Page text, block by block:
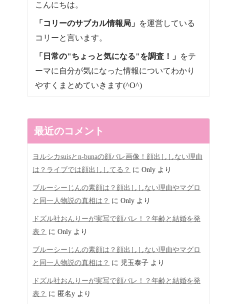
こんにちは。
「コリーのサブカル情報局」 を運営している
コリーと言います。
「日常の"ちょっと気になる"を調査！」 をテ
ーマに自分が気になった情報についてわかり
やすくまとめていきます(^O^)
最近のコメント
ヨルシカsuisとn-bunaの顔バレ画像！顔出ししない理由
は？ライブでは顔出ししてる？ にOnly より
ブルーシーじんの素顔は？顔出ししない理由やマグロ
と同一人物説の真相は？ にOnly より
ドズル社おんりーが実写で顔バレ！？年齢と結婚を発
表？ にOnly より
ブルーシーじんの素顔は？顔出ししない理由やマグロ
と同一人物説の真相は？ に 児玉泰子 より
ドズル社おんりーが実写で顔バレ！？年齢と結婚を発
表？ に 匿名y より